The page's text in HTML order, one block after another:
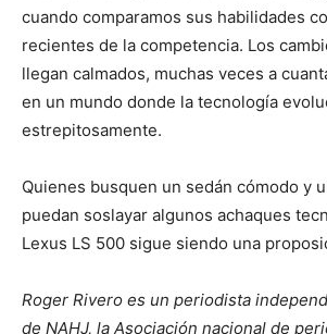
cuando comparamos sus habilidades
recientes de la competencia. Los
llegan calmados, muchas veces a
en un mundo donde la tecnología
estrepitosamente.
Quienes busquen un sedán cómodo y
puedan soslayar algunos achaques
Lexus LS 500 sigue siendo una
Roger Rivero es un periodista
de NAHJ, la Asociación nacional de